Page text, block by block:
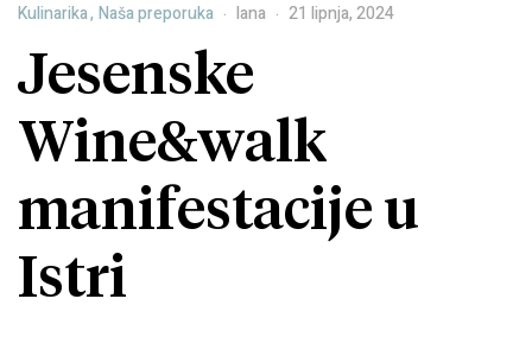
sale
Kulinarika, Naša preporuka lana 21 lipnja, 2024
Jesenske
Wine&walk
manifestacije u
Istri